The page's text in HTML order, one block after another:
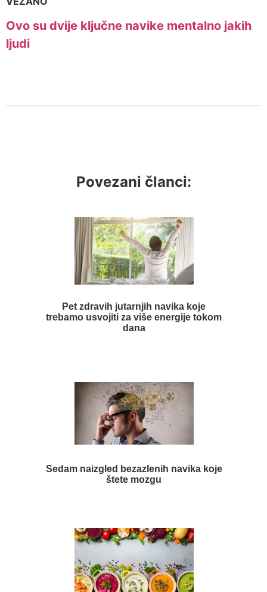
Ovo su dvije ključne navike mentalno jakih
ljudi
Povezani članci:
Pet zdravih jutarnjih navika koje
trebamo usvojiti za više energije tokom
dana
Sedam naizgled bezazlenih navika koje
štete mozgu